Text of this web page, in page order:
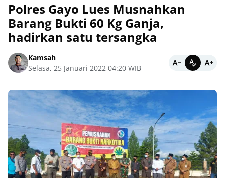
Polres Gayo Lues Musnahkan
Barang Bukti 60 Kg Ganja,
hadirkan satu tersangka
Kamsah
Selasa, 25 Januari 2022 04:20 WIB